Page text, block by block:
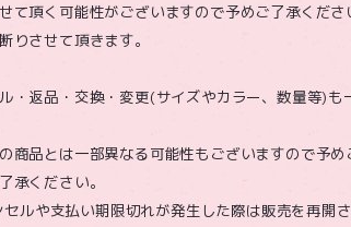
て頂く可能性がございますので予めご了承くださ
りさせて頂きます。
・返品・交換・変更(サイズやカラー、数量等)も
商品とは一部異なる可能性もございますので予
承ください。
ルや支払い期限切れが発生した際は販売を再開